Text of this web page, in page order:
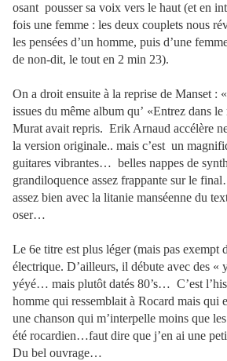
osant pousser sa voix vers le haut (et en
fois une femme : les deux couplets nous
les pensées d’un homme, puis d’une
de non-dit, le tout en 2 min 23).
On a droit ensuite à la reprise de Manset :
issues du même album qu’ «Entrez dans
Murat avait repris. Erik Arnaud accélère
la version originale.. mais c’est un
guitares vibrantes… belles nappes de
grandiloquence assez frappante sur le
assez bien avec la litanie manséenne du
oser…
Le 6e titre est plus léger (mais pas
électrique. D’ailleurs, il débute avec des «
yéyé… mais plutôt datés 80’s… C’est
homme qui ressemblait à Rocard mais qui
une chanson qui m’interpelle moins que
été rocardien…faut dire que j’en ai une
Du bel ouvrage…